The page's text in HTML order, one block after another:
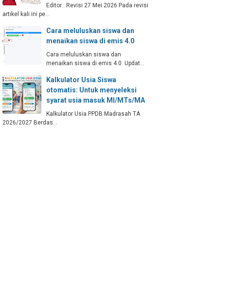
Editor : Revisi 27 Mei 2026 Pada revisi
artikel kali ini pe…
Cara meluluskan siswa dan
menaikan siswa di emis 4.0
Cara meluluskan siswa dan
menaikan siswa di emis 4.0 Updat…
Kalkulator Usia Siswa
otomatis: Untuk menyeleksi
syarat usia masuk MI/MTs/MA
Kalkulator Usia PPDB Madrasah TA
2026/2027 Berdas…